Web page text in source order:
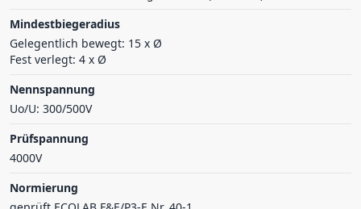
Mindestbiegeradius
Gelegentlich bewegt: 15 x Ø
Fest verlegt: 4 x Ø
Nennspannung
Uo/U: 300/500V
Prüfspannung
4000V
Normierung